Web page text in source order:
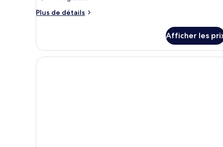
chambre :
très
grand
Plus de détails
Plus
Chambre,
très
Afficher les